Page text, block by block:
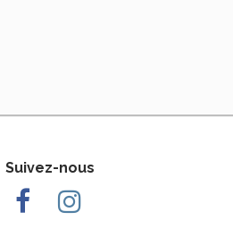
Suivez-nous